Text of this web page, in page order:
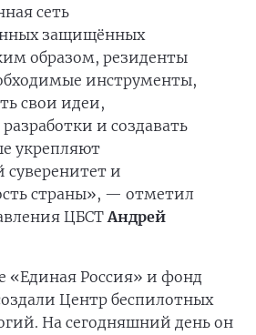
сеть
защищённых
образом, резиденты
инструменты,
свои идеи,
и создавать
укрепляют
суверенитет и
страны», — отметил
ЦБСТАндрей
«Единая Россия» и фонд
Центр беспилотных
На сегодняшний день он